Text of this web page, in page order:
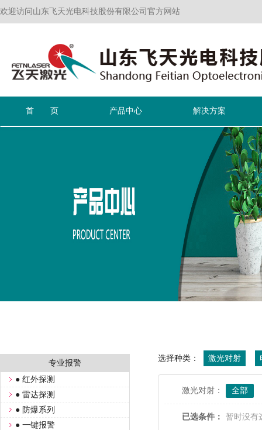
欢迎访问山东飞天光电科技股份有限公司官方网站
首 页 产品中心 解决方案
专业报警
● 红外探测
● 雷达探测
● 防爆系列
● 一键报警
选择种类： 激光对射
激光对射： 全部
已选条件： 暂时没有